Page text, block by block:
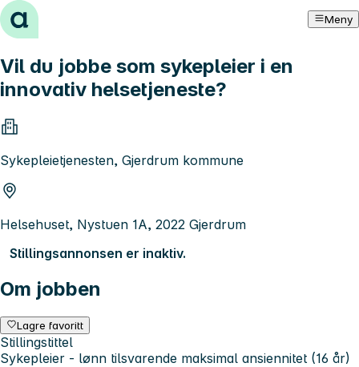
Hopp til innhold Meny
Vil du jobbe som sykepleier i en
innovativ helsetjeneste?
Sykepleietjenesten, Gjerdrum kommune
Helsehuset, Nystuen 1A, 2022 Gjerdrum
Stillingsannonsen er inaktiv.
Om jobben
Lagre favoritt
Stillingstittel
Sykepleier - lønn tilsvarende maksimal ansiennitet (16 år)